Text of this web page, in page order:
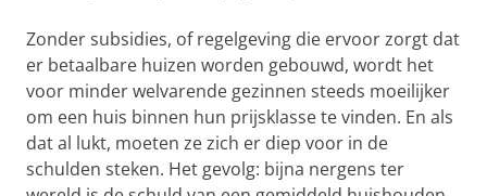
Zonder subsidies, of regelgeving die ervoor zorgt dat
er betaalbare huizen worden gebouwd, wordt het
voor minder welvarende gezinnen steeds moeilijker
om een huis binnen hun prijsklasse te vinden. En als
dat al lukt, moeten ze zich er diep voor in de
schulden steken. Het gevolg: bijna nergens ter